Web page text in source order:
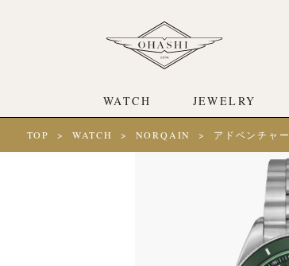
WATCH JEWELRY
TOP WATCH NORQAIN アドベンチャー